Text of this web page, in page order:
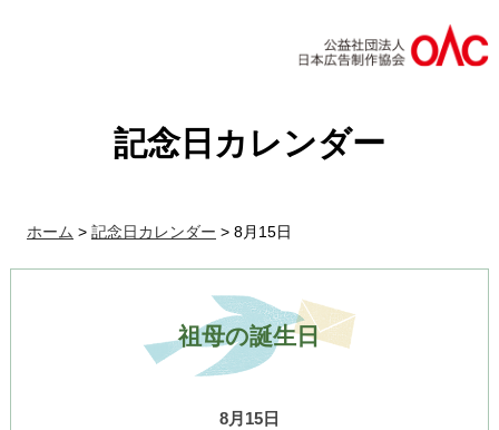
記念日カレンダー
ホーム > 記念日カレンダー > 8月15日
祖母の誕生日
8月15日